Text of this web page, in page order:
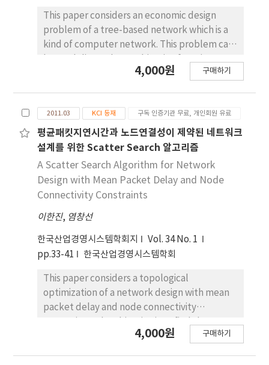
This paper considers an economic design
problem of a tree-based network which is a
kind of computer network. This problem can
minimize installation costs, on the
4,000원 구매하기
2011.03 KCI 등재 구독 인증기관 무료, 개인회원 유료
평균패킷지연시간과 노드연결성이 제약된 네트워크
설계를 위한 Scatter Search 알고리즘
A Scatter Search Algorithm for Network
Design with Mean Packet Delay and Node
Connectivity Constraints
이한진, 염창선
한국산업경영시스템학회지
Vol. 34 No. 1
pp.33-41
한국산업경영시스템학회
This paper considers a topological
optimization of a network design with mean
packet delay and node connectivity
topological layout of links, at minimal cost.
4,000원 구매하기